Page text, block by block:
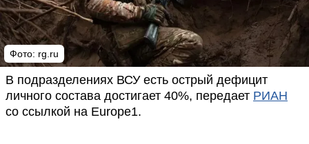
Фото: rg.ru
В подразделениях ВСУ есть острый дефицит
личного состава достигает 40%, передает РИАН
со ссылкой на Europe1.